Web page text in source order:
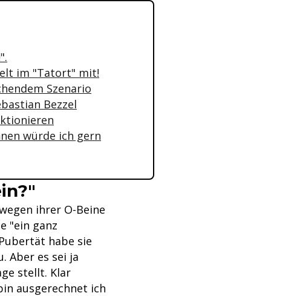
im "Tatort" mit!
Szenario
Bezzel
würde ich gern
ihrer O-Beine
"ein ganz
habe sie
Aber es sei ja
stellt. Klar
ausgerechnet ich